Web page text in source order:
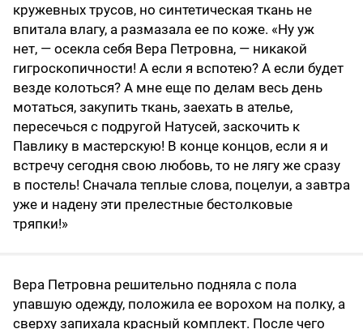
кружевных трусов, но синтетическая ткань не
впитала влагу, а размазала ее по коже. «Ну уж
нет, — осекла себя Вера Петровна, — никакой
гигроскопичности! А если я вспотею? А если будет
везде колоться? А мне еще по делам весь день
мотаться, закупить ткань, заехать в ателье,
пересечься с подругой Натусей, заскочить к
Павлику в мастерскую! В конце концов, если я и
встречу сегодня свою любовь, то не лягу же сразу
в постель! Сначала теплые слова, поцелуи, а завтра
уже и надену эти прелестные бестолковые
тряпки!»
Вера Петровна решительно подняла с пола
упавшую одежду, положила ее ворохом на полку, а
сверху запихала красный комплект. После чего